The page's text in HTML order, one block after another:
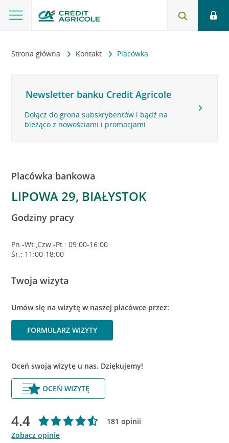
Strona główna Kontakt Placówka
Newsletter banku Credit Agricole
Dołącz do grona subskrybentów i bądź na
bieżąco z nowościami i promocjami
Placówka bankowa
LIPOWA 29, BIAŁYSTOK
Godziny pracy
Pn.-Wt.,Czw.-Pt.: 09:00-16:00
Śr.: 11:00-18:00
Twoja wizyta
Umów się na wizytę w naszej placówce przez:
FORMULARZ WIZYTY
Oceń swoją wizytę u nas. Dziękujemy!
OCEŃ WIZYTĘ
4.4
181 opinii
Zobacz opinie